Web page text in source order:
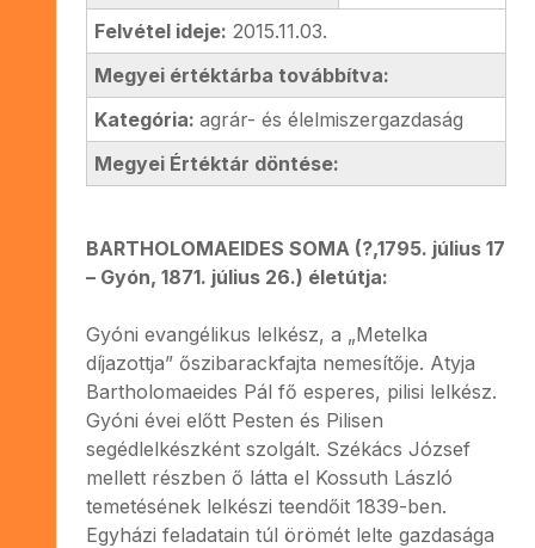
Felvétel ideje: 2015.11.03.
Megyei értéktárba továbbítva:
Kategória: agrár- és élelmiszergazdaság
Megyei Értéktár döntése:
BARTHOLOMAEIDES SOMA (?,1795. július 17
– Gyón, 1871. július 26.) életútja:
Gyóni evangélikus lelkész, a „Metelka
díjazottja” őszibarackfajta nemesítője. Atyja
Bartholomaeides Pál fő esperes, pilisi lelkész.
Gyóni évei előtt Pesten és Pilisen
segédlelkészként szolgált. Székács József
mellett részben ő látta el Kossuth László
temetésének lelkészi teendőit 1839-ben.
Egyházi feladatain túl örömét lelte gazdasága